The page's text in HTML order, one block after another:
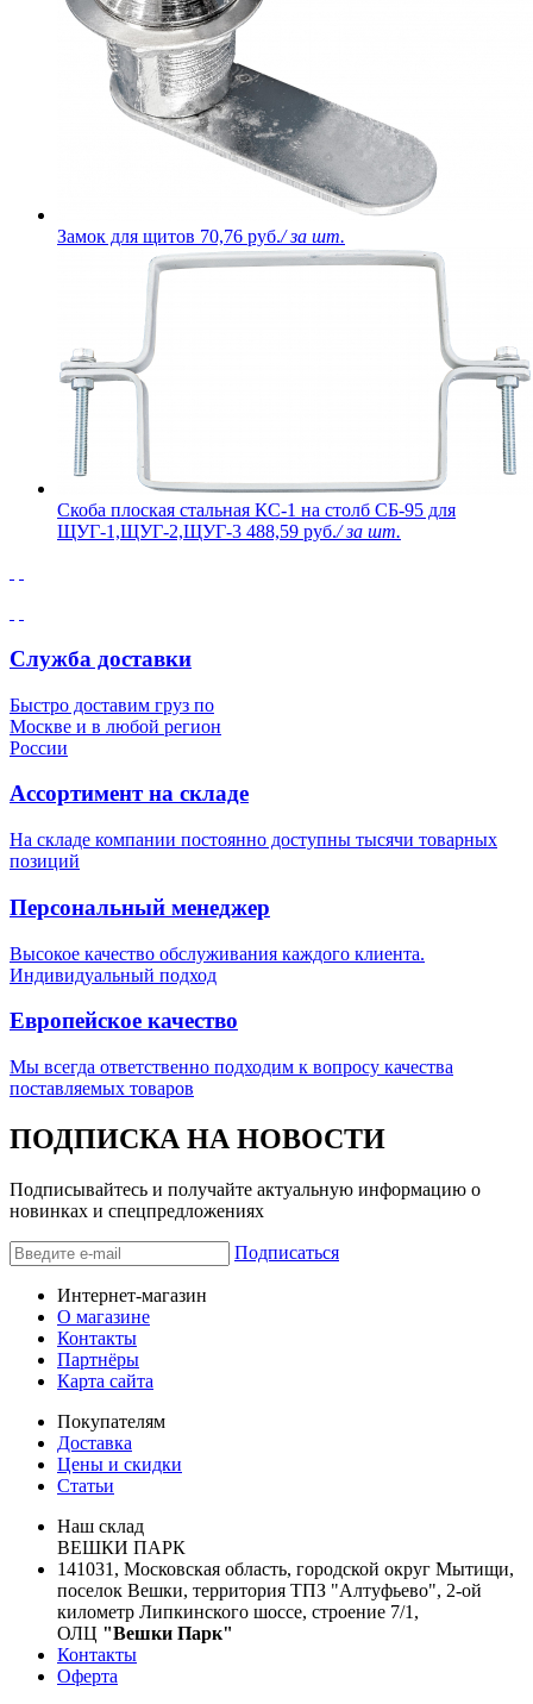
Замок для щитов 70,76 руб./ за шт.
Скоба плоская стальная КС-1 на столб СБ-95 для
ЩУГ-1,ЩУГ-2,ЩУГ-3 488,59 руб./ за шт.
Служба доставки
Быстро доставим груз по
Москве и в любой регион
России
Ассортимент на складе
На складе компании постоянно доступны тысячи товарных
позиций
Персональный менеджер
Высокое качество обслуживания каждого клиента.
Индивидуальный подход
Европейское качество
Мы всегда ответственно подходим к вопросу качества
поставляемых товаров
ПОДПИСКА НА НОВОСТИ
Подписывайтесь и получайте актуальную информацию о
новинках и спецпредложениях
Подписаться
Интернет-магазин
О магазине
Контакты
Партнёры
Карта сайта
Покупателям
Доставка
Цены и скидки
Статьи
Наш склад
ВЕШКИ ПАРК
141031, Московская область, городской округ Мытищи,
поселок Вешки, территория ТПЗ "Алтуфьево", 2-ой
километр Липкинского шоссе, строение 7/1,
ОЛЦ "Вешки Парк"
Контакты
Оферта